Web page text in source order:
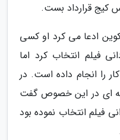
کیج قرارداد بست.
ادعا می کرد او کسی
فیلم انتخاب کرد اما
را انجام داده است. در
ای در این خصوص گفت
فیلم انتخاب نموده بود